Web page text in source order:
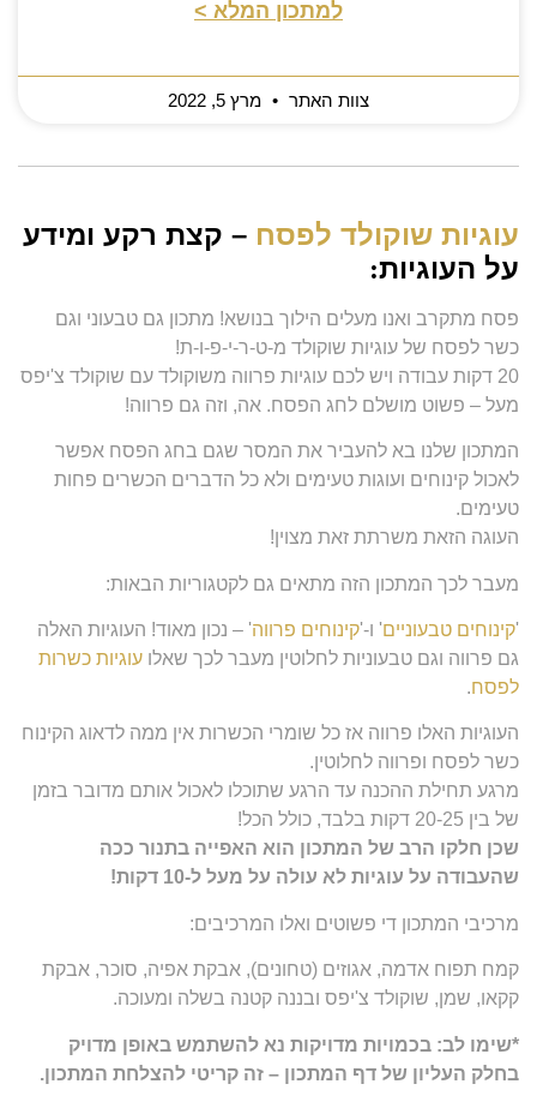
למתכון המלא >
צוות האתר מרץ 5, 2022
עוגיות שוקולד לפסח – קצת רקע ומידע
על העוגיות:
פסח מתקרב ואנו מעלים הילוך בנושא! מתכון גם טבעוני וגם
כשר לפסח של עוגיות שוקולד מ-ט-ר-י-פ-ו-ת!
20 דקות עבודה ויש לכם עוגיות פרווה משוקולד עם שוקולד צ'יפס
מעל – פשוט מושלם לחג הפסח. אה, וזה גם פרווה!
המתכון שלנו בא להעביר את המסר שגם בחג הפסח אפשר
לאכול קינוחים ועוגות טעימים ולא כל הדברים הכשרים פחות
טעימים.
העוגה הזאת משרתת זאת מצוין!
מעבר לכך המתכון הזה מתאים גם לקטגוריות הבאות:
'קינוחים טבעוניים' ו-'קינוחים פרווה' – נכון מאוד! העוגיות האלה
גם פרווה וגם טבעוניות לחלוטין מעבר לכך שאלו עוגיות כשרות
לפסח.
העוגיות האלו פרווה אז כל שומרי הכשרות אין ממה לדאוג הקינוח
כשר לפסח ופרווה לחלוטין.
מרגע תחילת ההכנה עד הרגע שתוכלו לאכול אותם מדובר בזמן
של בין 20-25 דקות בלבד, כולל הכל!
שכן חלקו הרב של המתכון הוא האפייה בתנור ככה
שהעבודה על עוגיות לא עולה על מעל ל-10 דקות!
מרכיבי המתכון די פשוטים ואלו המרכיבים:
קמח תפוח אדמה, אגוזים (טחונים), אבקת אפיה, סוכר, אבקת
קקאו, שמן, שוקולד צ'יפס ובננה קטנה בשלה ומעוכה.
*שימו לב: בכמויות מדויקות נא להשתמש באופן מדויק
בחלק העליון של דף המתכון – זה קריטי להצלחת המתכון.